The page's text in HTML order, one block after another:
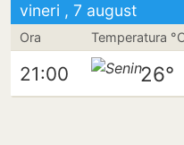
vineri , 7 august
Ora Temperatura
21:00 26°